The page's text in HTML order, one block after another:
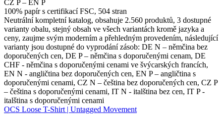
CZ P – EN P
100% papír s certifikací FSC, 504 stran
Neutrální kompletní katalog, obsahuje 2.560 produktů, 3 dostupné
varianty obalu, stejný obsah ve všech variantách kromě jazyka a
ceny, zaujme svým moderním a přehledným provedením, následující
varianty jsou dostupné do vyprodání zásob: DE N – němčina bez
doporučených cen, DE P – němčina s doporučenými cenam, DE
CHF - němčina s doporučenými cenami ve švýcarských francích,
EN N - angličtina bez doporučených cen, EN P – angličtina s
doporučenými cenami, CZ N – čeština bez doporučených cen, CZ P
– čeština s doporučenými cenami, IT N - italština bez cen, IT P -
italština s doporučenými cenami
OCS Loose T-Shirt | Untagged Movement